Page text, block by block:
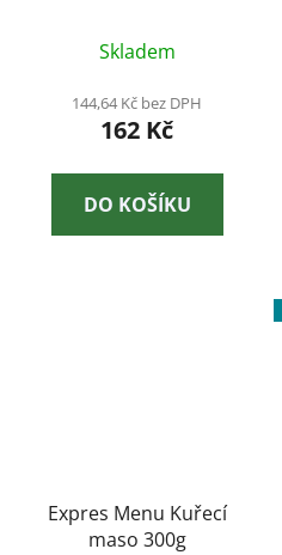
Skladem
144,64 Kč bez DPH
162 Kč
DO KOŠÍKU
Expres Menu Kuřecí
maso 300g